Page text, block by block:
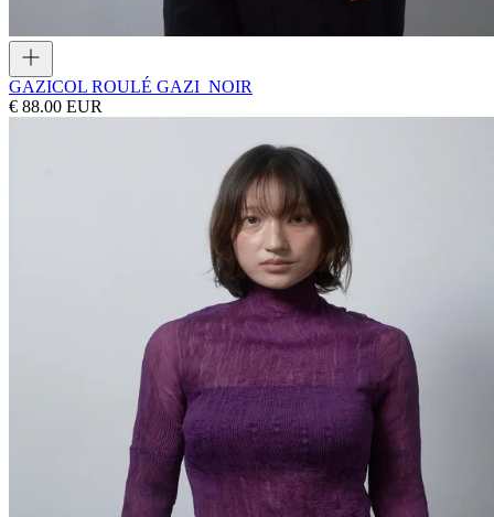
GAZICOL ROULÉ GAZI_NOIR
€ 88.00 EUR